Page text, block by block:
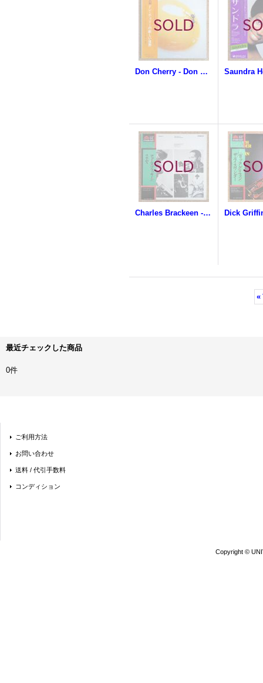
Don Cherry - Don Cherry
Charles Brackeen - Rhythm X
«
最近チェックした商品
0件
ご利用方法
お問い合わせ
送料 / 代引手数料
コンディション
Copyright ©